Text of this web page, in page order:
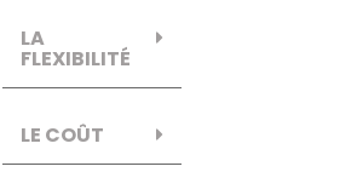
LA
FLEXIBILITÉ
LE COÛT